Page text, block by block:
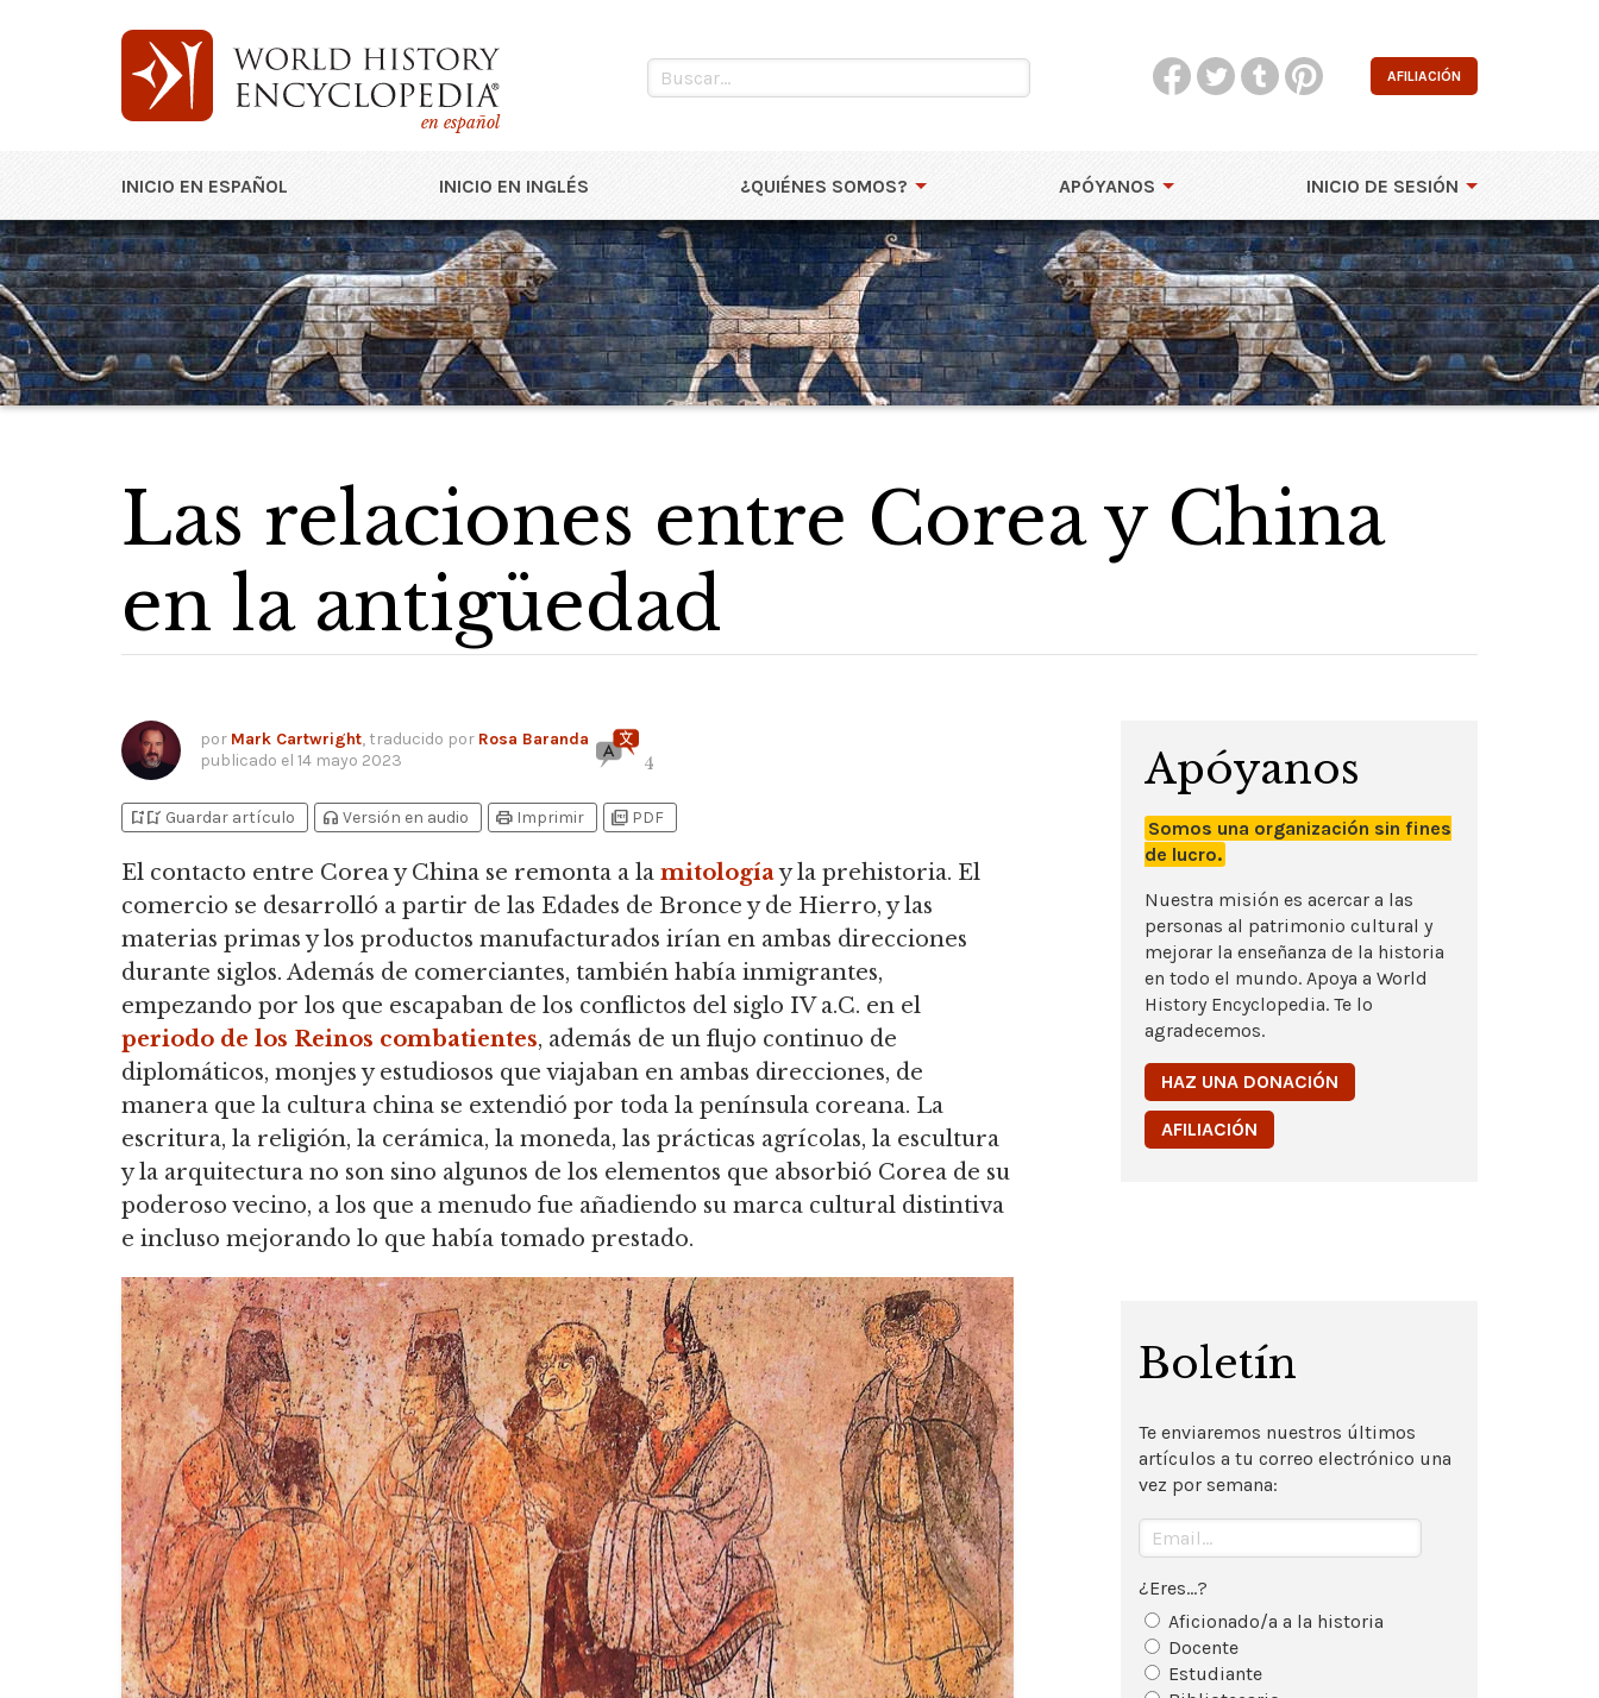
en español
AFILIACIÓN
INICIO EN ESPAÑOL INICIO EN INGLÉS ¿QUIÉNES SOMOS? APÓYANOS INICIO DE SESIÓN
Las relaciones entre Corea y China
en la antigüedad
por Mark Cartwright, traducido por Rosa Baranda
publicado el 14 mayo 2023 4
bookmark_addbookmark_added Guardar artículo headphones Versión en audio print Imprimir picture_as_pdf PDF
El contacto entre Corea y China se remonta a la mitologíay la prehistoria. El
comercio se desarrolló a partir de las Edades de Bronce y de Hierro, y las
materias primas y los productos manufacturados irían en ambas direcciones
durante siglos. Además de comerciantes, también había inmigrantes,
empezando por los que escapaban de los conflictos del siglo IV a.C. en el
periodo de los Reinos combatientes, además de un flujo continuo de
diplomáticos, monjes y estudiosos que viajaban en ambas direcciones, de
manera que la cultura china se extendió por toda la península coreana. La
escritura, la religión, la cerámica, la moneda, las prácticas agrícolas, la escultura
y la arquitectura no son sino algunos de los elementos que absorbió Corea de su
poderoso vecino, a los que a menudo fue añadiendo su marca cultural distintiva
e incluso mejorando lo que había tomado prestado.
Apóyanos
Somos una organización sin fines
de lucro.
Nuestra misión es acercar a las
personas al patrimonio cultural y
mejorar la enseñanza de la historia
en todo el mundo. Apoya a World
History Encyclopedia. Te lo
agradecemos.
HAZ UNA DONACIÓN
AFILIACIÓN
Boletín
Te enviaremos nuestros últimos
artículos a tu correo electrónico una
vez por semana:
¿Eres...?
Aficionado/a a la historia
Docente
Estudiante